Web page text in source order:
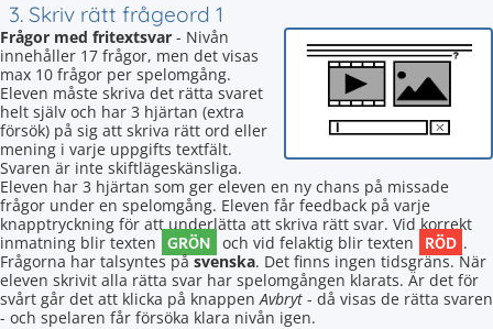
3. Skriv rätt frågeord 1
Frågor med fritextsvar - Nivån
innehåller 17 frågor, men det visas
max 10 frågor per spelomgång.
Eleven måste skriva det rätta svaret
helt själv och har 3 hjärtan (extra
försök) på sig att skriva rätt ord eller
mening i varje uppgifts textfält.
Svaren är inte skiftlägeskänsliga.
Eleven har 3 hjärtan som ger eleven en ny chans på missade
frågor under en spelomgång. Eleven får feedback på varje
knapptryckning för att underlätta att skriva rätt svar. Vid korrekt
inmatning blir texten GRÖN och vid felaktig blir texten RÖD .
Frågorna har talsyntes påsvenska. Det finns ingen tidsgräns. När
eleven skrivit alla rätta svar har spelomgången klarats. Är det för
svårt går det att klicka på knappenAvbryt - då visas de rätta svaren
- och spelaren får försöka klara nivån igen.